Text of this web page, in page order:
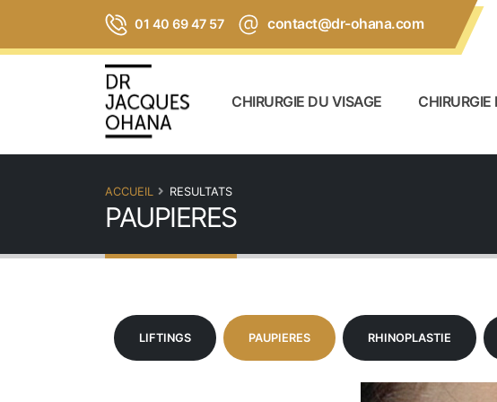
01 40 69 47 57 contact@dr-ohana.com
CHIRURGIE DU VISAGE CHIRURGIE
ACCUEIL RESULTATS
PAUPIERES
LIFTINGS PAUPIERES RHINOPLASTIE